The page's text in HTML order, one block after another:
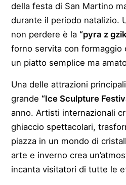
della festa di San Martino
durante il periodo natalizio.
non perdere è la“pyra z
forno servita con formaggio
un piatto semplice ma
Una delle attrazioni
grande“Ice Sculpture
anno. Artisti internazionali
ghiaccio spettacolari,
piazza in un mondo di
arte e inverno crea
incanta visitatori di tutte le